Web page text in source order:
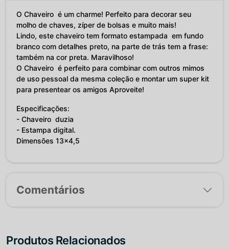
O Chaveiro é um charme! Perfeito para decorar seu
molho de chaves, zíper de bolsas e muito mais!
Lindo, este chaveiro tem formato estampada em fundo
branco com detalhes preto, na parte de trás tem a frase:
também na cor preta. Maravilhoso!
O Chaveiro é perfeito para combinar com outros mimos
de uso pessoal da mesma coleção e montar um super kit
para presentear os amigos Aproveite!
Especificações:
- Chaveiro duzia
- Estampa digital.
Dimensões 13x4,5
Comentários
Produtos Relacionados